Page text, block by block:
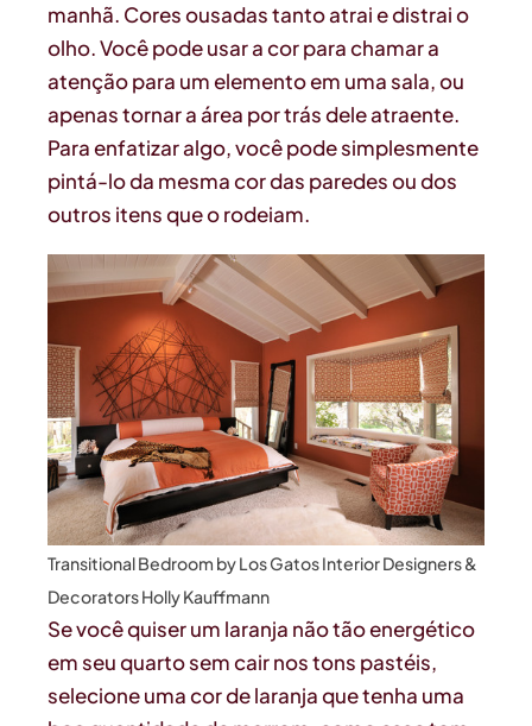
manhã. Cores ousadas tanto atrai e distrai o
olho. Você pode usar a cor para chamar a
atenção para um elemento em uma sala, ou
apenas tornar a área por trás dele atraente.
Para enfatizar algo, você pode simplesmente
pintá-lo da mesma cor das paredes ou dos
outros itens que o rodeiam.
Transitional Bedroom byLos Gatos Interior Designers &
DecoratorsHolly Kauffmann
Se você quiser um laranja não tão energético
em seu quarto sem cair nos tons pastéis,
selecione uma cor de laranja que tenha uma